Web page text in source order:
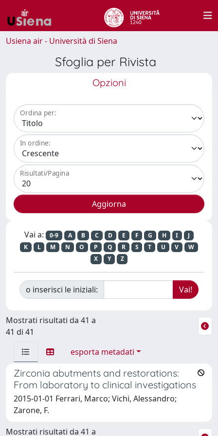
Usiena air - Università di Siena
Sfoglia per Rivista
Opzioni
Ordina per:
In ordine:
Risultati/Pagina
Vai a: 0-9 A B C D E F G H I
J
K
L M N O P Q R S T U V
W
X
Y Z
o inserisci le iniziali:
Mostrati risultati da 41 a
41 di 41
esporta metadati
Zirconia abutments and restorations:
From laboratory to clinical investigations
2015-01-01 Ferrari, Marco; Vichi, Alessandro;
Zarone, F.
Mostrati risultati da 41 a